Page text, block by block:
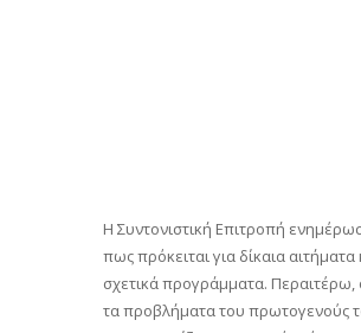
Η Συντονιστική Επιτροπή
πως πρόκειται για δίκαια
σχετικά προγράμματα.
τα προβλήματα του πρωτογενούς